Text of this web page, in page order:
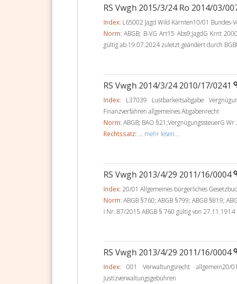
RS Vwgh 2015/3/24 Ro 2014/03/
Index: L65002 Jagd Wild Kärnten10/01 Bundes-
Norm: ABGB; B-VG Art15 Abs9;JagdG Krnt
gültig ab 19.07.2024 zuletzt geändert durch
RS Vwgh 2014/3/24 2010/17/0241
Index: L37039 Lustbarkeitsabgabe
Finanzverfahren allgemeines Abgabenrecht
Norm: ABGB; BAO §21;VergnügungssteuerG
Rechtssatz:
mehr lesen...
RS Vwgh 2013/4/29 2011/16/0004
Index: 20/01 Allgemeines bürgerliches
Norm: ABGB §760; ABGB §799; ABGB §819;
I Nr. 87/2015 ABGB § 760 gültig von
RS Vwgh 2013/4/29 2011/16/0004
Index: 001 Verwaltungsrecht allgemein20/
Justizverwaltungsgebühren